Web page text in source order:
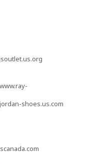
shoes.us.com